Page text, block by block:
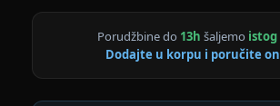
Porudžbine do 13h šaljemo istog
Dodajte u korpu i poručite